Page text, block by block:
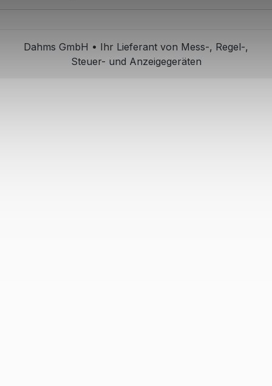
Dahms GmbH • Ihr Lieferant von Mess-, Regel-,
Steuer- und Anzeigegeräten